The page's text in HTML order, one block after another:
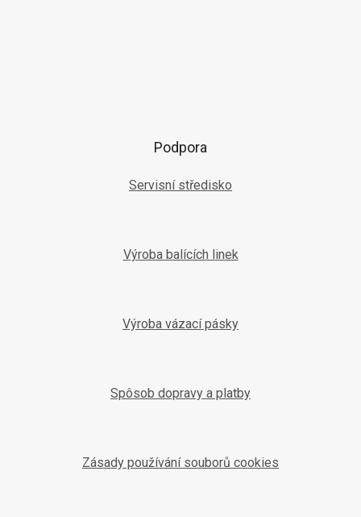
Podpora
Servisní středisko
Výroba balících linek
Výroba vázací pásky
Spôsob dopravy a platby
Zásady používání souborů cookies